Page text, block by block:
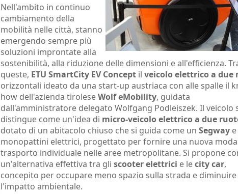
Nell'ambito in continuo
cambiamento della
mobilità nelle città, stanno
emergendo sempre più
soluzioni improntate alla
sostenibilità, alla riduzione delle dimensioni e all'efficienza.
queste, ETU SmartCity EV Concept il veicolo elettrico a due
orizzontali ideato da una start-up austriaca con alle spalle il
how dell'azienda tiroleseWolf eMobility, guidata
dall'amministratore delegato Wolfgang Podleiszek. Il veicolo
distingue come un'idea di micro-veicolo elettrico a due
dotato di un abitacolo chiuso che si guida come un Segway e
monopattini elettrici, progettato per fornire una nuova
trasporto individuale nelle aree metropolitane. Si propone
un'alternativa effettiva tra gli scooter elettrici e lecity car,
concepito per occupare meno spazio sulla strada e diminuire
l'impatto ambientale.